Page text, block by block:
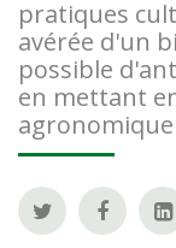
pratiques
avérée d'un
possible
en mettant